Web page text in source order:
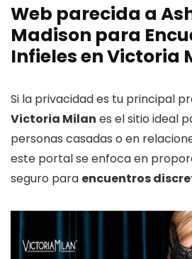
Web parecida a
Madison para
Infielesen Victoria
Si la privacidad es tu principal
Victoria Milan es el sitio ideal
personas casadas o en
este portal se enfoca en
seguro para encuentros